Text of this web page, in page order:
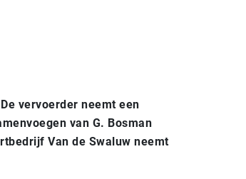
vervoerder neemt een
van G. Bosman
Van de Swaluw neemt